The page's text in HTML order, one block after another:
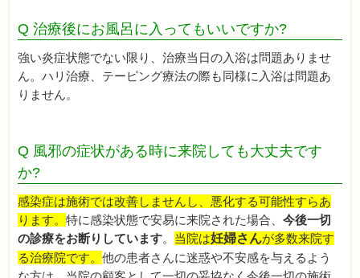
Q 治療後にお風呂に入ってもいいですか?
強い炎症状態でない限り、治療当日の入浴は問題ありませ
ん。ハリ治療、テーピング療法の際も同様に入浴は問題あ
りません。
Q 風邪の症状がある時に来院しても大丈夫です
か?
感染症は施術では改善しませんし、悪化する可能性すらあ
ります。特に感染状態で安易に来院された場合、今後一切
の診療をお断りしています。 当院は妊婦さんが多数来院す
る治療院です。他の患者さんに迷惑や不安感を与えるよう